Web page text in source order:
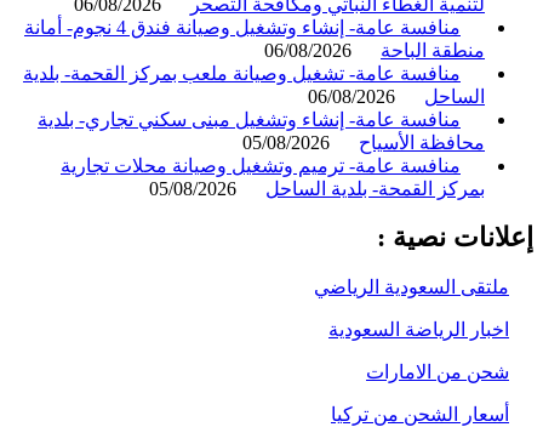
منافسة عامة- إنشاء وتشغيل وصيانة فندق 4 نجوم- أمانة
منطقة الباحة
06/08/2026
منافسة عامة- تشغيل وصيانة ملعب بمركز القحمة- بلدية
الساحل
06/08/2026
منافسة عامة- إنشاء وتشغيل مبنى سكني تجاري- بلدية
محافظة الأسياح
05/08/2026
منافسة عامة- ترميم وتشغيل وصيانة محلات تجارية
بمركز القمحة- بلدية الساحل
05/08/2026
نصية :
السعودية الرياضي
الرياضة السعودية
من الامارات
الشحن من تركيا